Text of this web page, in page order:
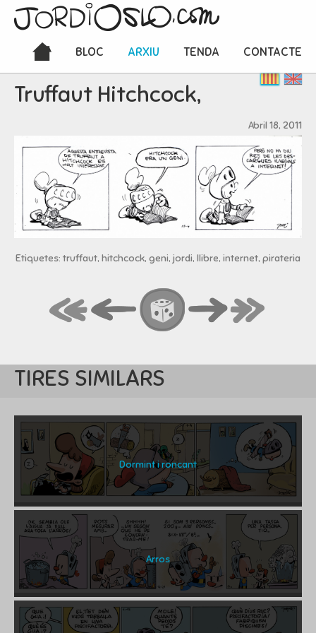
BLOC ARXIU TENDA CONTACTE
Truffaut Hitchcock,
Abril 18, 2011
Etiquetes: truffaut, hitchcock, geni, jordi, llibre, internet, pirateria
TIRES SIMILARS
Dormint i roncant
Arros